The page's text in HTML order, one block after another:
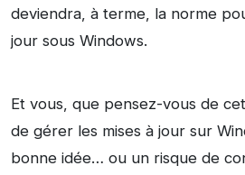
deviendra, à terme, la norme
jour sous Windows.
Et vous, que pensez-vous de
de gérer les mises à jour sur
bonne idée… ou un risque de